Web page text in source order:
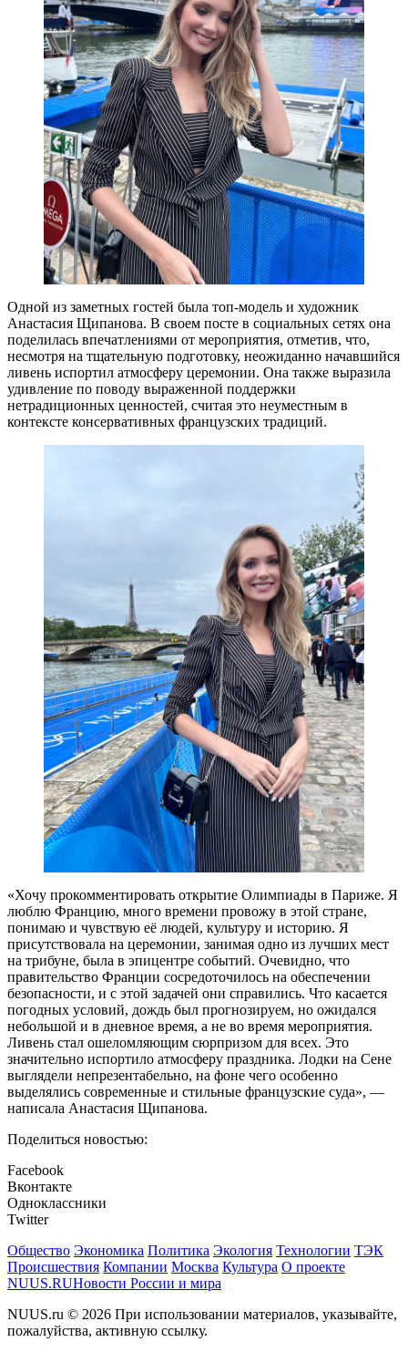
Одной из заметных гостей была топ-модель и художник
Анастасия Щипанова. В своем посте в социальных сетях она
поделилась впечатлениями от мероприятия, отметив, что,
несмотря на тщательную подготовку, неожиданно начавшийся
ливень испортил атмосферу церемонии. Она также выразила
удивление по поводу выраженной поддержки
нетрадиционных ценностей, считая это неуместным в
контексте консервативных французских традиций.
«Хочу прокомментировать открытие Олимпиады в Париже. Я
люблю Францию, много времени провожу в этой стране,
понимаю и чувствую её людей, культуру и историю. Я
присутствовала на церемонии, занимая одно из лучших мест
на трибуне, была в эпицентре событий. Очевидно, что
правительство Франции сосредоточилось на обеспечении
безопасности, и с этой задачей они справились. Что касается
погодных условий, дождь был прогнозируем, но ожидался
небольшой и в дневное время, а не во время мероприятия.
Ливень стал ошеломляющим сюрпризом для всех. Это
значительно испортило атмосферу праздника. Лодки на Сене
выглядели непрезентабельно, на фоне чего особенно
выделялись современные и стильные французские суда», —
написала Анастасия Щипанова.
Поделиться новостью:
Facebook
Вконтакте
Одноклассники
Twitter
Общество Экономика Политика Экология Технологии ТЭК
Происшествия Компании Москва Культура О проекте
NUUS.RUНовости России и мира
NUUS.ru © 2026 При использовании материалов, указывайте,
пожалуйства, активную ссылку.